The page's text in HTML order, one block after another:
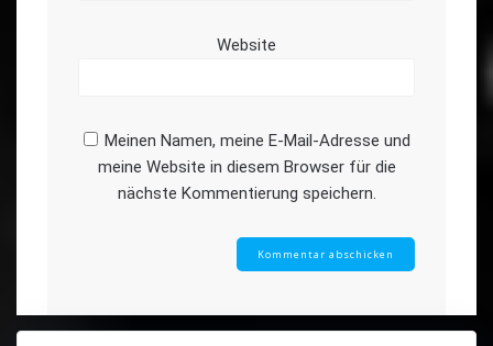
Website
Meinen Namen, meine E-Mail-Adresse und
meine Website in diesem Browser für die
nächste Kommentierung speichern.